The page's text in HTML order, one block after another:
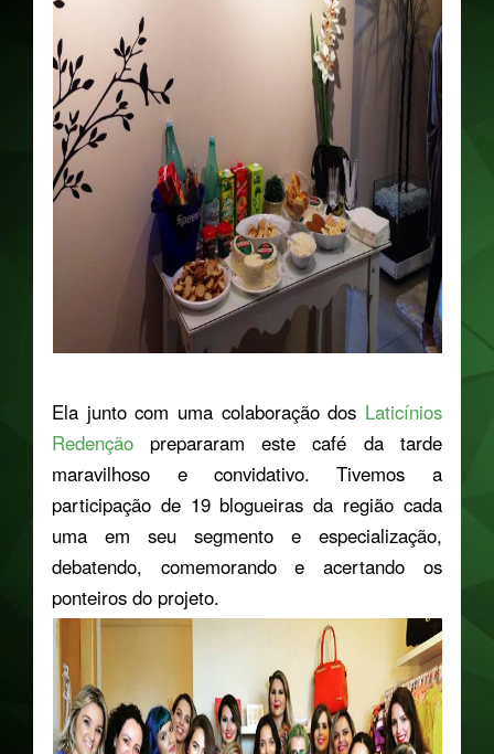
Ela junto com uma colaboração dos Laticínios
Redenção prepararam este café da tarde
maravilhoso e convidativo. Tivemos a
participação de 19 blogueiras da região cada
uma em seu segmento e especialização,
debatendo, comemorando e acertando os
ponteiros do projeto.